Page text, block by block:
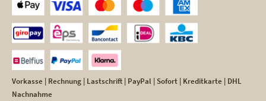
Vorkasse | Rechnung | Lastschrift | PayPal | Sofort | Kreditkarte | DHL
Nachnahme